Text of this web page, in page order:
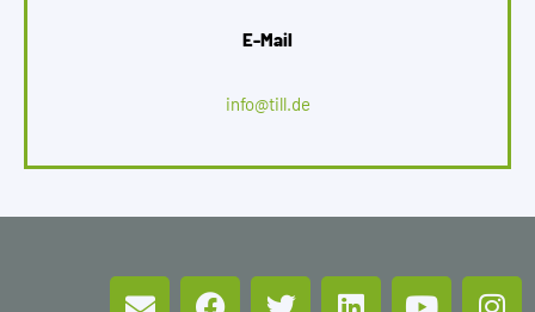
E-Mail
info@till.de